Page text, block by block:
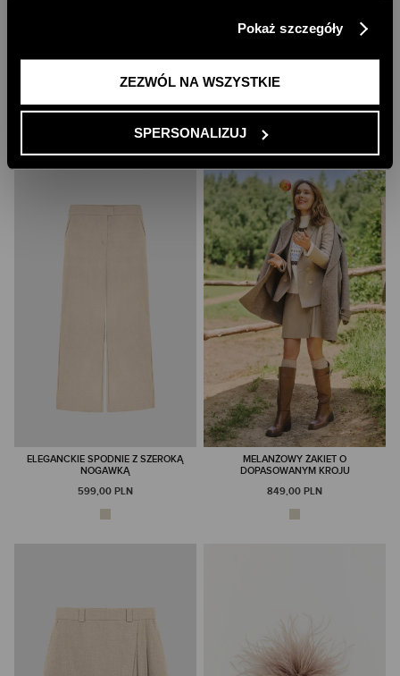
Polityce Prywatności
Pokaż szczegóły
ZEZWÓL NA WSZYSTKIE
SPERSONALIZUJ
ODKRYJ INNE PRODUKTY Z BIEŻĄCEJ KOLEKCJI
ELEGANCKIE SPODNIE Z SZEROKĄ
NOGAWKĄ
599,00 PLN
MELANŻOWY ŻAKIET O
DOPASOWANYM KROJU
849,00 PLN